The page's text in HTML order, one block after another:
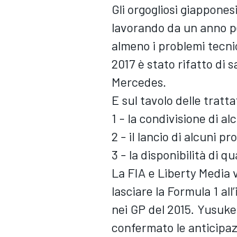
ENDURANCE/GT
Gli orgogliosi
lavorando da un anno
almeno i problemi
2017 è stato rifatto di
Mercedes.
E sul tavolo delle
1 - la condivisione di
2 - il lancio di alcuni
3 - la disponibilità di
La FIA e Liberty Media
lasciare la Formula 1
nei GP del 2015.
confermato le